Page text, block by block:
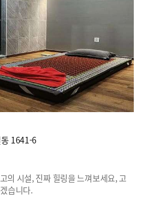
동 1641-6
의 시설, 진짜 힐링을 느껴보세요, 고
습니다.